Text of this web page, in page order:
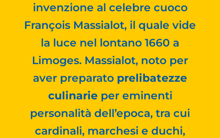
invenzione al celebre cuoco
François Massialot, il quale vide
la luce nel lontano 1660 a
Limoges. Massialot, noto per
aver preparato prelibatezze
culinarieper eminenti
personalità dell’epoca, tra cui
cardinali, marchesi e duchi,